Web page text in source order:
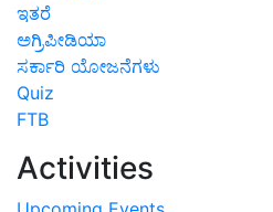
ಇತರೆ
ಅಗ್ರಿಪೀಡಿಯಾ
ಸರ್ಕಾರಿ ಯೋಜನೆಗಳು
Quiz
FTB
Activities